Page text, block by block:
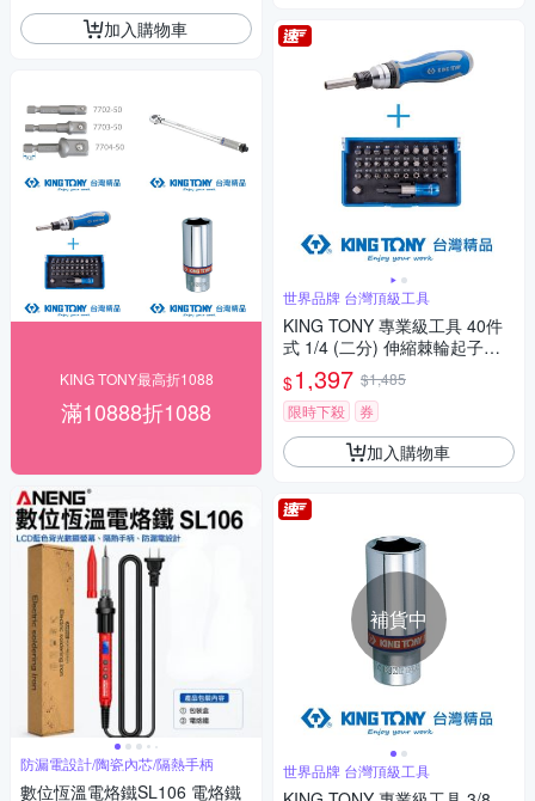
加入購物車
KING TONY最高折1088
滿10888折1088
防漏電設計/陶瓷內芯/隔熱手柄
數位恆溫電烙鐵SL106 電烙鐵
世界品牌 台灣頂級工具
KING TONY 專業級工具 40件
式 1/4 (二分) 伸縮棘輪起子組
(32540MR)
$1,397 $1,485
限時下殺
券
加入購物車
補貨中
世界品牌 台灣頂級工具